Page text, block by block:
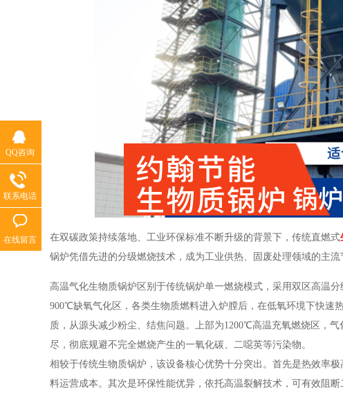
在双碳政策持续落地、工业环保标准不断升级的背景下，传统直燃式
锅炉凭借先进的分级燃烧技术，成为工业供热、固废处理领域的主
高温气化生物质锅炉区别于传统锅炉单一燃烧模式，采用双区高温
900℃缺氧气化区，各类生物质燃料进入炉膛后，在低氧环境下快速
质，从源头减少粉尘、结焦问题。上部为1200℃高温充氧燃烧区，
尽，彻底规避不完全燃烧产生的一氧化碳、二噁英等污染物。
相较于传统生物质锅炉，该设备核心优势十分突出。首先是热效率
料运营成本。其次是环保性能优异，依托高温裂解技术，可有效阻
QQ咨询
联系电话
在线留言